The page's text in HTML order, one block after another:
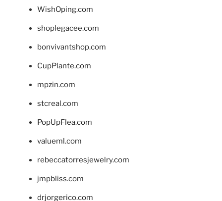
WishOping.com
shoplegacee.com
bonvivantshop.com
CupPlante.com
mpzin.com
stcreal.com
PopUpFlea.com
valueml.com
rebeccatorresjewelry.com
jmpbliss.com
drjorgerico.com